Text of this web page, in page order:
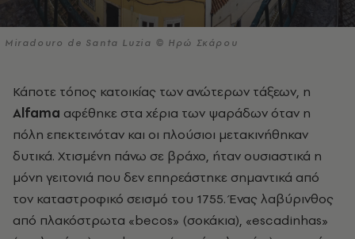
Miradouro de Santa Luzia © Ηρώ Σκάρου
Κάποτε τόπος κατοικίας των ανώτερων τάξεων, η
Alfama αφέθηκε στα χέρια των ψαράδων όταν η
πόλη επεκτεινόταν και οι πλούσιοι μετακινήθηκαν
δυτικά. Χτισμένη πάνω σε βράχο, ήταν ουσιαστικά η
μόνη γειτονιά που δεν επηρεάστηκε σημαντικά από
τον καταστροφικό σεισμό του 1755. Ένας λαβύρινθος
από πλακόστρωτα «becos» (σοκάκια), «escadinhas»